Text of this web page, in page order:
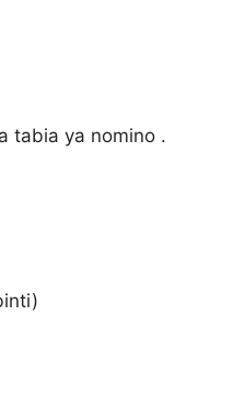
tabia ya nomino .